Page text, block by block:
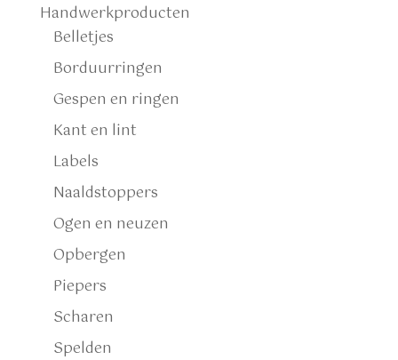
Handwerkproducten
Belletjes
Borduurringen
Gespen en ringen
Kant en lint
Labels
Naaldstoppers
Ogen en neuzen
Opbergen
Piepers
Scharen
Spelden